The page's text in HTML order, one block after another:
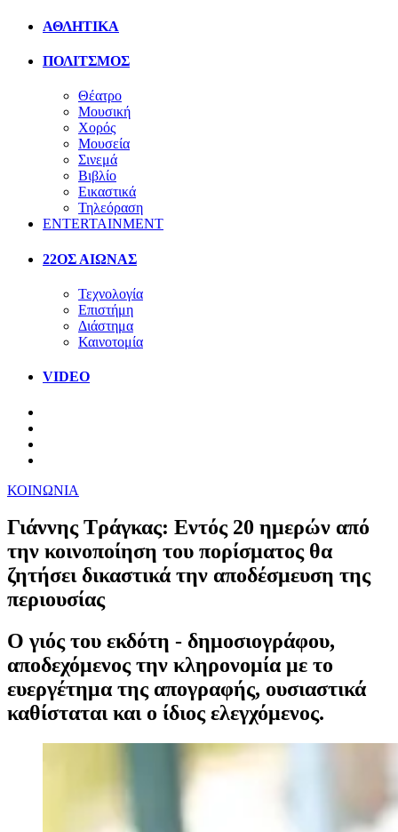
ΑΘΛΗΤΙΚΑ
ΠΟΛΙΤΣΜΟΣ
Θέατρο
Μουσική
Χορός
Μουσεία
Σινεμά
Βιβλίο
Εικαστικά
Τηλεόραση
ENTERTAINMENT
22ΟΣ ΑΙΩΝΑΣ
Τεχνολογία
Επιστήμη
Διάστημα
Καινοτομία
VIDEO
ΚΟΙΝΩΝΙΑ
Γιάννης Τράγκας: Εντός 20 ημερών από
την κοινοποίηση του πορίσματος θα
ζητήσει δικαστικά την αποδέσμευση της
περιουσίας
Ο γιός του εκδότη - δημοσιογράφου,
αποδεχόμενος την κληρονομία με το
ευεργέτημα της απογραφής, ουσιαστικά
καθίσταται και ο ίδιος ελεγχόμενος.